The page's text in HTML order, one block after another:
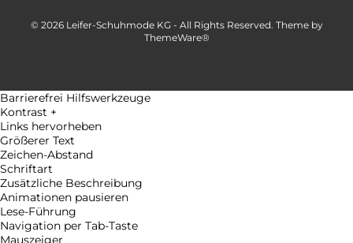
© 2026 Leifer-Schuhmode KG - All Rights Reserved. Theme by
ThemeWare®
Barrierefrei Hilfswerkzeuge
Kontrast +
Links hervorheben
Größerer Text
Zeichen-Abstand
Schriftart
Zusätzliche Beschreibung
Animationen pausieren
Lese-Führung
Navigation per Tab-Taste
Mauszeiger